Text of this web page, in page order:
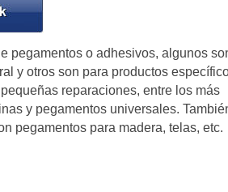
pegamentos o adhesivos, algunos
y otros son para productos
reparaciones, entre los más
y pegamentos universales.
pegamentos para madera, telas, etc.